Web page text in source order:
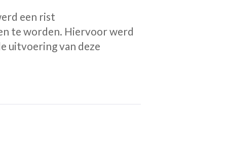
een rist
te worden. Hiervoor werd
uitvoering van deze